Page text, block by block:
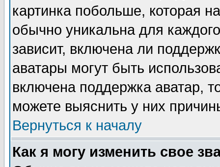
картинка побольше, которая
обычно уникальна для
зависит, включена ли
аватары могут быть
включена поддержка аватар,
можете выяснить у них
Вернуться к началу
Как я могу изменить свое